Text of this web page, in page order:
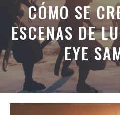
CÓMO SE
ESCENAS DE
EYE